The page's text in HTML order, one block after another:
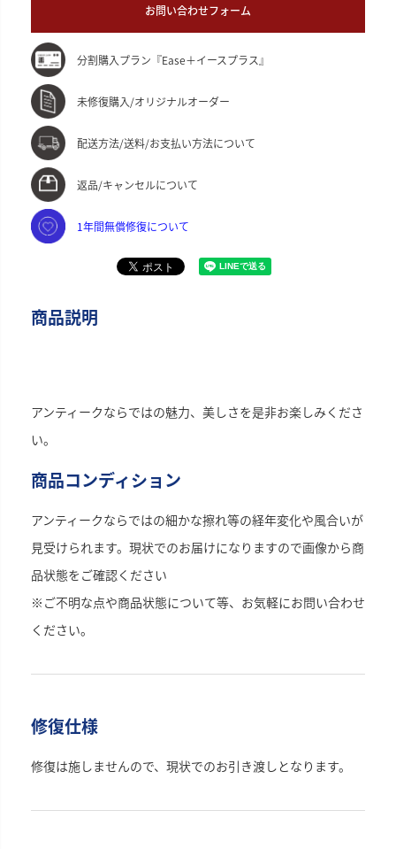
お問い合わせフォーム
分割購入プラン『Ease＋イースプラス』
未修復購入/オリジナルオーダー
配送方法/送料/お支払い方法について
返品/キャンセルについて
1年間無償修復について
商品説明
アンティークならではの魅力、美しさを是非お楽しみくださ
い。
商品コンディション
アンティークならではの細かな擦れ等の経年変化や風合いが
見受けられます。現状でのお届けになりますので画像から商
品状態をご確認ください
※ご不明な点や商品状態について等、お気軽にお問い合わせ
ください。
修復仕様
修復は施しませんので、現状でのお引き渡しとなります。